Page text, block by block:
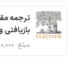
ترجمه
بازیافتی
مبلغ: ۱۲۰,۰۰۰ تومان